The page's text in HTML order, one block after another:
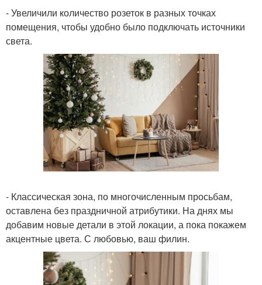
- Увеличили количество розеток в разных точках
помещения, чтобы удобно было подключать источники
света.
- Классическая зона, по многочисленным просьбам,
оставлена без праздничной атрибутики. На днях мы
добавим новые детали в этой локации, а пока покажем
акцентные цвета. С любовью, ваш филин.